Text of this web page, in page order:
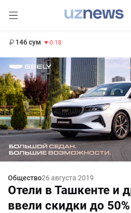
146 сум -0.18
Общество26 августа 2019
Отели в Ташкенте и
ввели скидки до 50%